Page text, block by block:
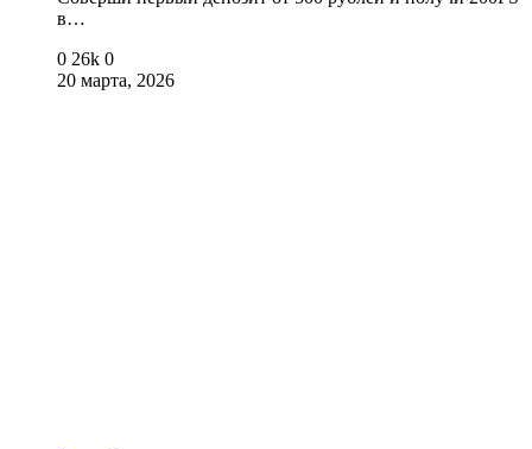
в…
0 26k 0
20 марта, 2026